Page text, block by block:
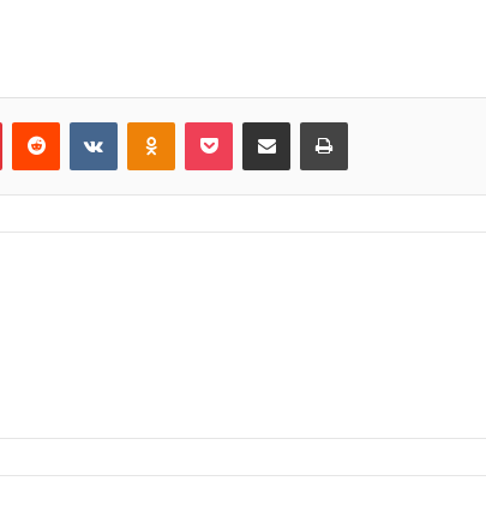
PinterestReddit VKontakteOdnoklassniki
Pocket E-Posta ile paylaş Yazdır